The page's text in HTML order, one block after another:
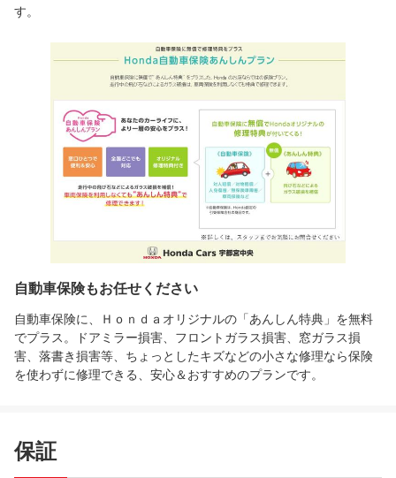
す。
自動車保険もお任せください
自動車保険に、Ｈｏｎｄａオリジナルの「あんしん特典」を無料
でプラス。ドアミラー損害、フロントガラス損害、窓ガラス損
害、落書き損害等、ちょっとしたキズなどの小さな修理なら保険
を使わずに修理できる、安心＆おすすめのプランです。
保証